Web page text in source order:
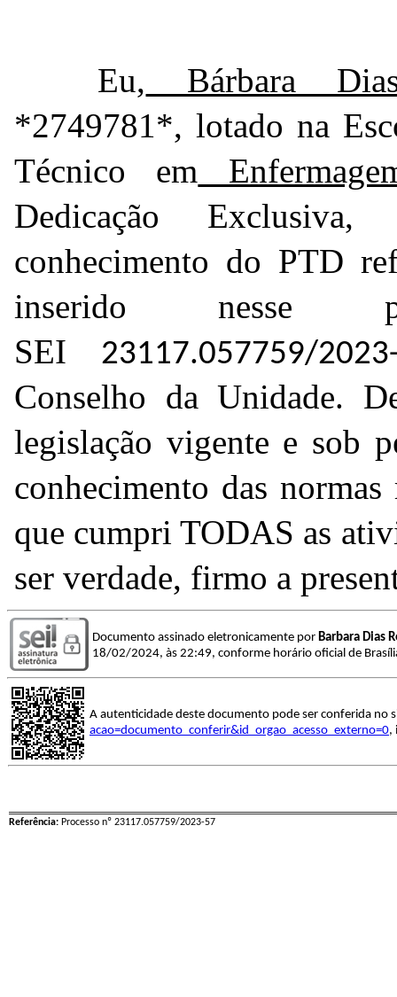
Eu, Bárbara
*2749781*, lotado na
Técnico em
Dedicação
conhecimento do PTD
inserido nesse
SEI 23117.057759/
Conselho da Unidade.
legislação vigente e sob
conhecimento das
que cumpri TODAS as
ser verdade, firmo a
Documento assinado eletronicamente por Barbara Dias
18/02/2024, às 22:49, conforme horário oficial de
A autenticidade deste documento pode ser conferida no
acao=documento_conferir&id_orgao_acesso_externo=0,
Referência: Processo nº 23117.057759/2023-57